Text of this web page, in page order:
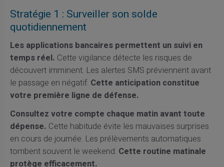
Stratégie 1 : Surveiller son solde
quotidiennement
Les applications bancaires permettent un suivi en
temps réel. Cette vigilance détecte les risques de
découvert imminent. Les alertes SMS préviennent avant
le passage en négatif. Cette anticipation constitue
votre première ligne de défense.
Consultez votre compte chaque matin avant toute
dépense. Cette habitude évite les mauvaises surprises
en cours de journée. Les prélèvements automatiques
tombent souvent le weekend. Cette routine matinale
protège efficacement.